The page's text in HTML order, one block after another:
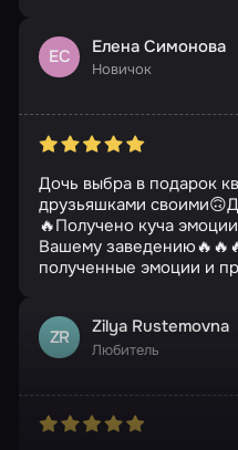
ЕС Елена Симонова
Новичок
Дочь выбра в подарок
друзьяшками
🔥Получено куча
Вашему
полученные эмоции и
ZR Zilya Rustemovna
Любитель